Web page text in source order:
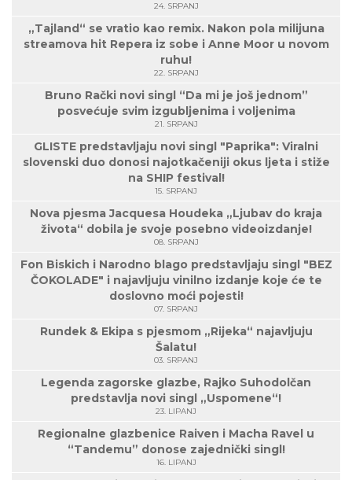
24. SRPANJ
„Tajland“ se vratio kao remix. Nakon pola milijuna
streamova hit Repera iz sobe i Anne Moor u novom
ruhu!
22. SRPANJ
Bruno Rački novi singl “Da mi je još jednom”
posvećuje svim izgubljenima i voljenima
21. SRPANJ
GLISTE predstavljaju novi singl "Paprika": Viralni
slovenski duo donosi najotkačeniji okus ljeta i stiže
na SHIP festival!
15. SRPANJ
Nova pjesma Jacquesa Houdeka „Ljubav do kraja
života“ dobila je svoje posebno videoizdanje!
08. SRPANJ
Fon Biskich i Narodno blago predstavljaju singl "BEZ
ČOKOLADE" i najavljuju vinilno izdanje koje će te
doslovno moći pojesti!
07. SRPANJ
Rundek & Ekipa s pjesmom „Rijeka“ najavljuju
Šalatu!
03. SRPANJ
Legenda zagorske glazbe, Rajko Suhodolčan
predstavlja novi singl „Uspomene“!
23. LIPANJ
Regionalne glazbenice Raiven i Macha Ravel u
“Tandemu” donose zajednički singl!
16. LIPANJ